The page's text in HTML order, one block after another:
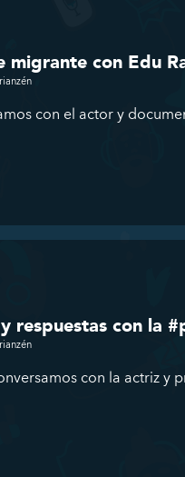
migrante con Edu
con el actor y
respuestas con la
con la actriz y